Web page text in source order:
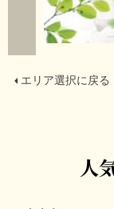
エリア選択に戻る
人